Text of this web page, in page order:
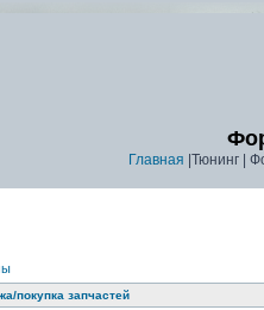
Главная |Тюнинг |
покупка запчастей